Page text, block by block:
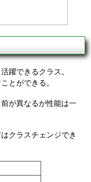
躍できるクラス。
とができる。
が異なるが性能は一
クラスチェンジでき